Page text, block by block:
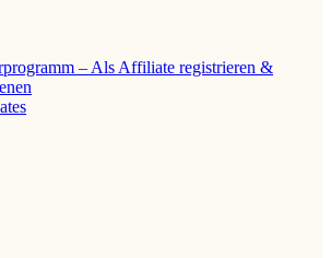
– Als Affiliate registrieren &